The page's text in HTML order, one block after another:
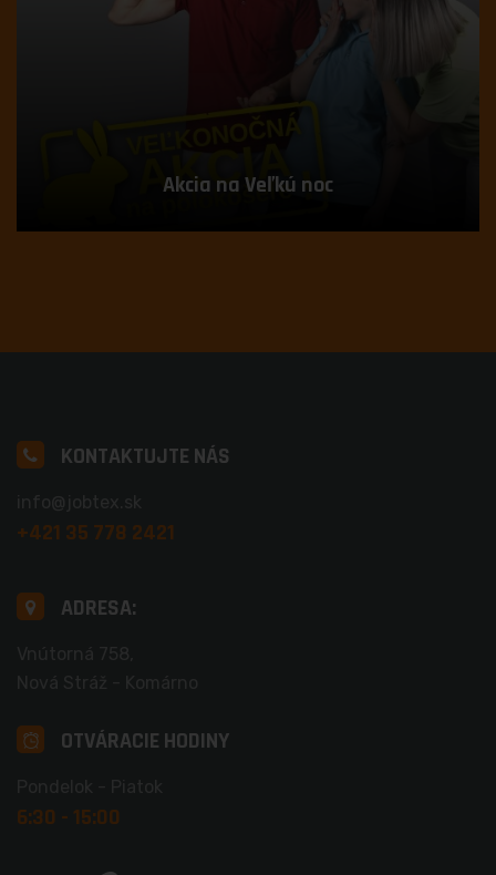
Akcia na Veľkú noc
KONTAKTUJTE NÁS
+421 35 778 2421
ADRESA:
OTVÁRACIE HODINY
6:30 - 15:00